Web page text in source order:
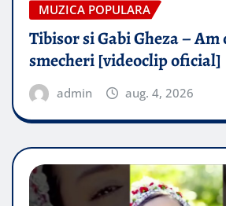
MUZICA POPULARA
Tibisor si Gabi Gheza – Am
smecheri [videoclip oficial]
admin aug. 4, 2026